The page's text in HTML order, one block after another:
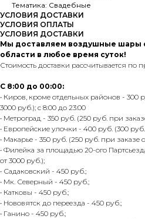
Тематика: Свадебные
УСЛОВИЯ ДОСТАВКИ
УСЛОВИЯ ОПЛАТЫ
УСЛОВИЯ ДОСТАВКИ
Мы доставляем воздушные шары
области в любое время суток!
Стоимость доставки рассчитывается по
С 8:00 до 00:00:
• Киров, кроме отдельных районов - 300
3000 руб.); с 8:00 до 23:00
• Метроград - 350 руб. (250 руб. при
• Европейские улочки - 400 руб. (300
• Макарье - 350 руб. (250 руб. при заказе
• Филейка за площадью 20-ого
от 3000 руб.);
• Садаковский - 450 руб.;
• Мк. Северный - 450 руб.;
• Катковы - 450 руб.;
• Нововятск до переезда - 450 руб.;
• Ганино - 450 руб.;